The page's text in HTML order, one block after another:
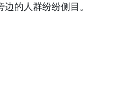
的人群纷纷侧目。